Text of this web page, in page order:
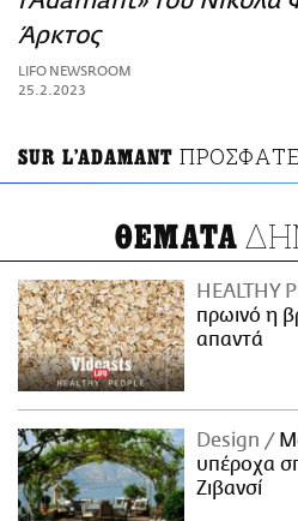
ΑΜΠΑ
PRINT
Άρκτος
LIFO NEWSROOM
25.2.2023
SUR L'ADAMANT
ΘΕΜΑΤΑ
HEALTHY
πρωινό η
απαντά
Design
υπέροχα
Ζιβανσί